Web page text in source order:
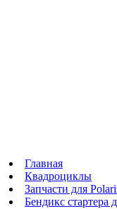
Главная
Квадроциклы
Запчасти для
Бендикс стартера